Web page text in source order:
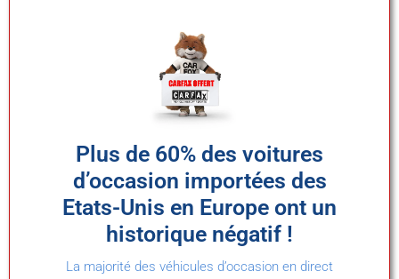
Plus de 60% des voitures
d’occasion importées des
Etats-Unis en Europe ont un
historique négatif !
La majorité des véhicules d’occasion en direct